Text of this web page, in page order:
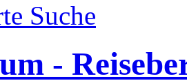
Suche
-